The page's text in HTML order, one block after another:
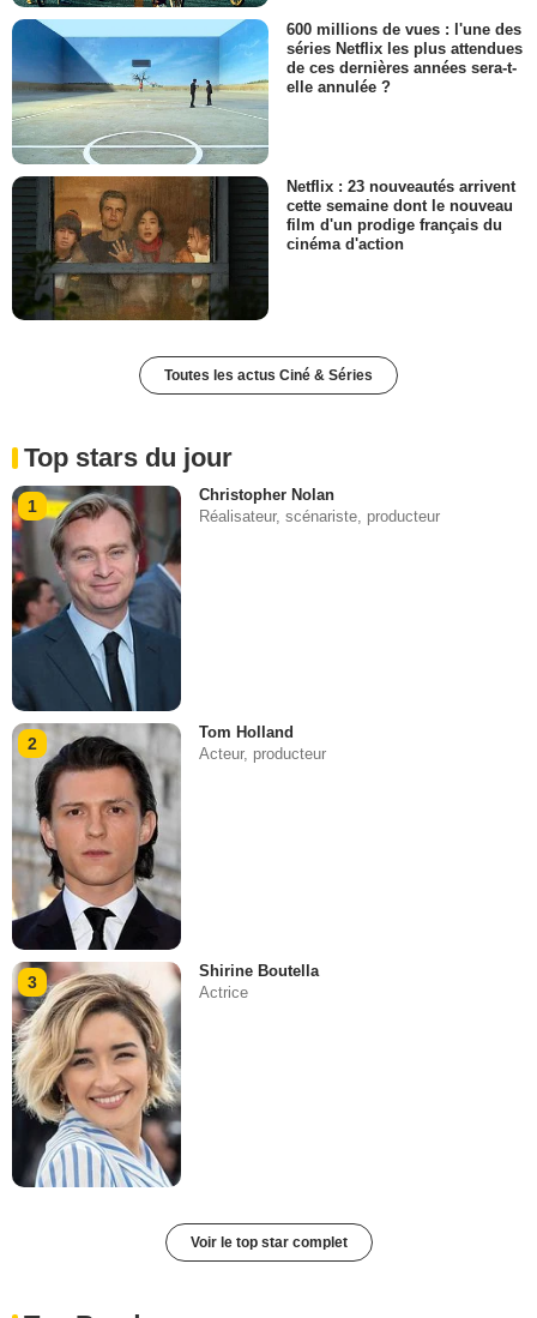
600 millions de vues : l'une des
séries Netflix les plus attendues
de ces dernières années sera-t-
elle annulée ?
Netflix : 23 nouveautés arrivent
cette semaine dont le nouveau
film d'un prodige français du
cinéma d'action
Toutes les actus Ciné & Séries
Top stars du jour
1
Christopher Nolan
Réalisateur, scénariste, producteur
2
Tom Holland
Acteur, producteur
3
Shirine Boutella
Actrice
Voir le top star complet